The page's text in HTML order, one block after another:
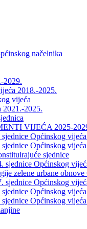
načelnika
2029.
2018.-2025.
vijeća
2021.-2025.
VIJEĆA 2025-
Općinskog
Općinskog
sjednice
sjednice Općinskog
zelene urbane
sjednice Općinskog
Općinskog
Općinskog